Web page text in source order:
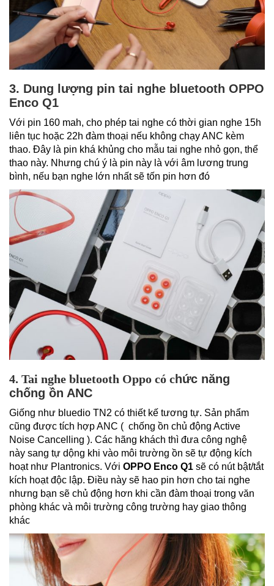
3. Dung lượng pin tai nghe bluetooth OPPO
Enco Q1
Với pin 160 mah, cho phép tai nghe có thời gian nghe 15h
liên tục hoặc 22h đàm thoại nếu không chạy ANC kèm
thao. Đây là pin khá khủng cho mẫu tai nghe nhỏ gọn, thể
thao này. Nhưng chú ý là pin này là với âm lương trung
bình, nếu bạn nghe lớn nhất sẽ tốn pin hơn đó
4. Tai nghe bluetooth Oppo có chức năng
chống ồn ANC
Giống như bluedio TN2 có thiết kế tương tự. Sản phẩm
cũng được tích hợp ANC ( chống ồn chủ động Active
Noise Cancelling ). Các hãng khách thì đưa công nghệ
này sang tự dộng khi vào môi trường ồn sẽ tự động kích
hoạt như Plantronics. Với OPPO Enco Q1 sẽ có nút bật/tắt
kích hoạt độc lập. Điều này sẽ hao pin hơn cho tai nghe
nhưng bạn sẽ chủ động hơn khi cần đàm thoại trong văn
phòng khác và môi trường công trường hay giao thông
khác